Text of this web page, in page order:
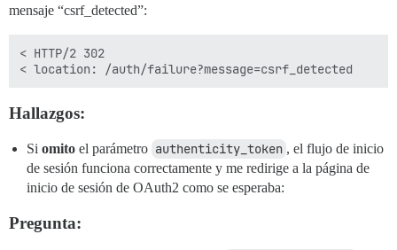
mensaje “csrf_detected”:
< HTTP/2 302
Hallazgos:
Si omito el parámetro authenticity_token , el flujo de inicio
de sesión funciona correctamente y me redirige a la página de
inicio de sesión de OAuth2 como se esperaba:
Pregunta: